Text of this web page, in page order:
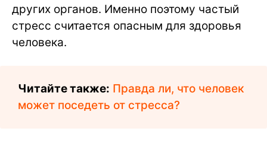
других органов. Именно поэтому частый
стресс считается опасным для здоровья
человека.
Читайте также: Правда ли, что человек
может поседеть от стресса?